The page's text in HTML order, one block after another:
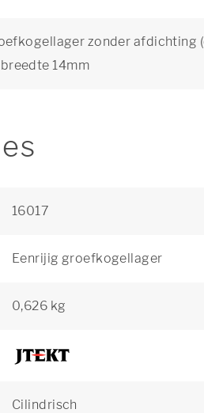
zonder afdichting
14mm
16017
Eenrijig groefkogellager
0,626 kg
Cilindrisch